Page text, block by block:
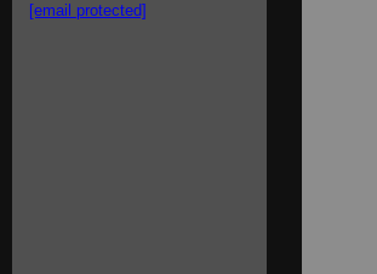
[email protected]